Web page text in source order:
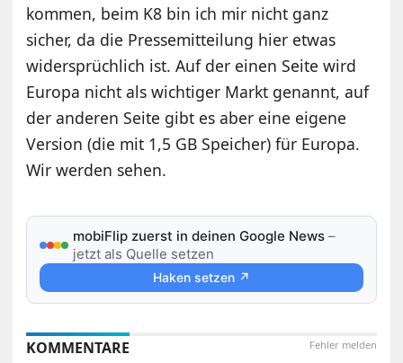
kommen, beim K8 bin ich mir nicht ganz
sicher, da die Pressemitteilung hier etwas
widersprüchlich ist. Auf der einen Seite wird
Europa nicht als wichtiger Markt genannt, auf
der anderen Seite gibt es aber eine eigene
Version (die mit 1,5 GB Speicher) für Europa.
Wir werden sehen.
mobiFlip zuerst in deinen Google News –
jetzt als Quelle setzen
Haken setzen ↗
Fehler melden
KOMMENTARE